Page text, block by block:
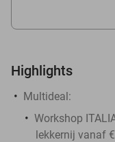
Highlights
Multideal:
Workshop
lekkernij vanaf